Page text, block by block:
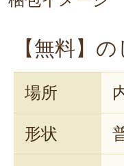
【無料】
場所
形状